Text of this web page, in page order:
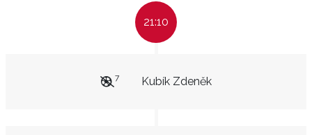
21:10
Kubík Zdeněk
7